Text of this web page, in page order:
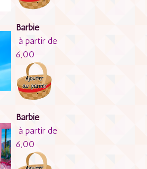
Barbie
à partir de
6,00
Barbie
à partir de
6,00